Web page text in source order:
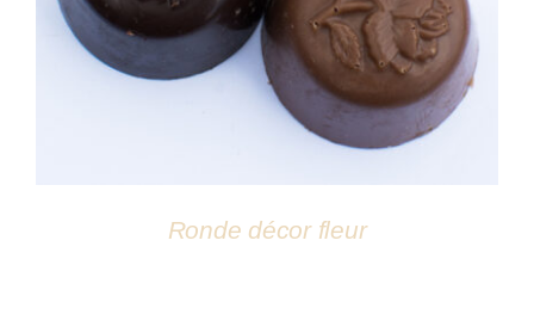
DÉTAILS
Ronde décor fleur